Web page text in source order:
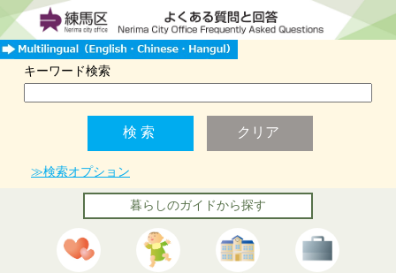
キーワード検索
≫検索オプション
暮らしのガイドから探す